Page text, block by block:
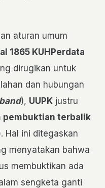
aturan umum
1865 KUHPerdata
dirugikan untuk
dan hubungan
), UUPKjustru
pembuktian terbalik
. Hal ini ditegaskan
menyatakan bahwa
membuktikan ada
sengketa ganti